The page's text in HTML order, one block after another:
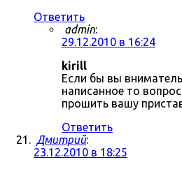
Ответить
admin:
29.12.2010 в 16:24
kirill
Если бы вы
написанное то
прошить вашу
Ответить
Дмитрий:
23.12.2010 в 18:25